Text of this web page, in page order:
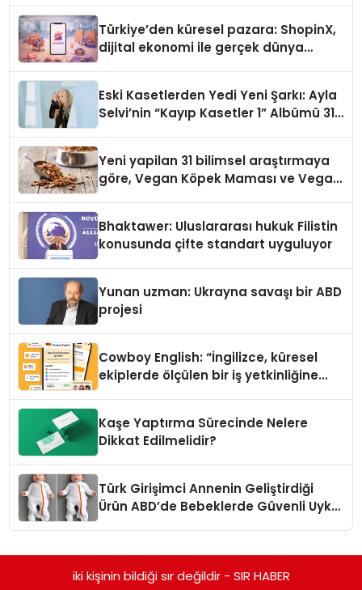
Türkiye’den küresel pazara: ShopinX,
dijital ekonomi ile gerçek dünya
Eski Kasetlerden Yedi Yeni Şarkı: Ayla
Selvi’nin “Kayıp Kasetler 1” Albümü 31
Yeni yapilan 31 bilimsel araştırmaya
göre, Vegan Köpek Maması ve Vegan
Bhaktawer: Uluslararası hukuk Filistin
konusunda çifte standart uyguluyor
Yunan uzman: Ukrayna savaşı bir ABD
projesi
Cowboy English: “İngilizce, küresel
ekiplerde ölçülen bir iş yetkinliğine
Kaşe Yaptırma Sürecinde Nelere
Dikkat Edilmelidir?
Türk Girişimci Annenin Geliştirdiği
Ürün ABD’de Bebeklerde Güvenli Uyku
iki kişinin bildiği sır değildir - SIR HABER